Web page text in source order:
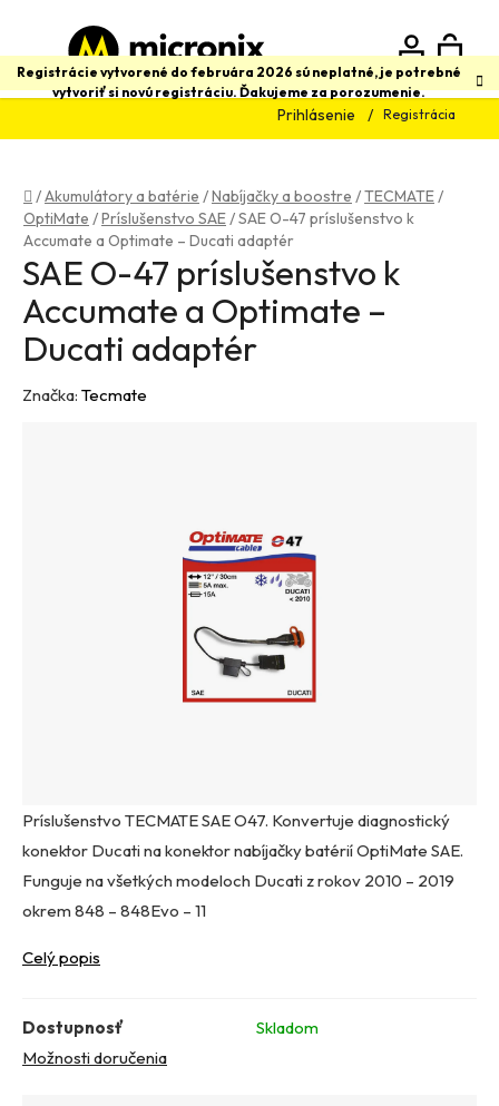
obsah
Registrácie vytvorené do februára 2026 sú neplatné, je potrebné
vytvoriť si novú registráciu. Ďakujeme za porozumenie.
Prihlásenie Registrácia
Hľadať
Domov
/Akumulátory a batérie /Nabíjačky a boostre /TECMATE/
OptiMate /Príslušenstvo SAE/SAE O-47 príslušenstvo k
Accumate a Optimate – Ducati adaptér
Príslušenstvo TECMATE SAE O47. Konvertuje diagnostický
konektor Ducati na konektor nabíjačky batérií OptiMate SAE.
Funguje na všetkých modeloch Ducati z rokov 2010 – 2019
okrem 848 – 848Evo – 11
Celý popis
Dostupnosť
Skladom
Možnosti doručenia
SAE O-47 príslušenstvo k
Accumate a Optimate –
Ducati adaptér
Značka: Tecmate